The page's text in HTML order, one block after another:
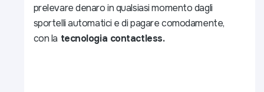
prelevare denaro in qualsiasi momento dagli
sportelli automatici e di pagare comodamente,
con la tecnologia contactless.